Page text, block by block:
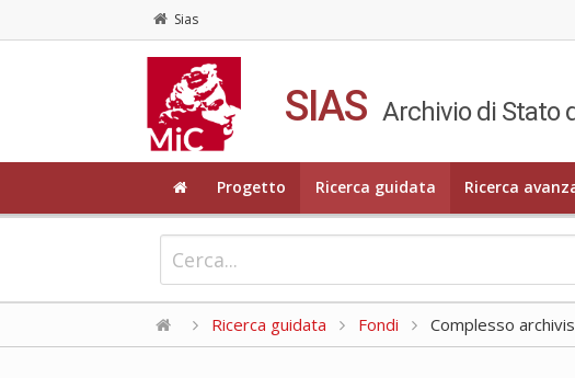
Sias
SIAS Archivio di Stato
Progetto Ricerca guidata Ricerca
Ricerca guidata Fondi Complesso